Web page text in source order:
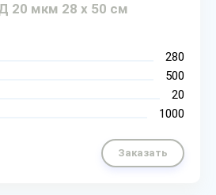
20 мкм 28 х 50 см
280
500
20
1000
Заказать